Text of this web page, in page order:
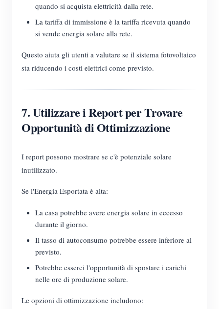
quando si acquista elettricità dalla rete.
La tariffa di immissione è la tariffa ricevuta quando
si vende energia solare alla rete.
Questo aiuta gli utenti a valutare se il sistema fotovoltaico
sta riducendo i costi elettrici come previsto.
7. Utilizzare i Report per Trovare
Opportunità di Ottimizzazione
I report possono mostrare se c'è potenziale solare
inutilizzato.
Se l'Energia Esportata è alta:
La casa potrebbe avere energia solare in eccesso
durante il giorno.
Il tasso di autoconsumo potrebbe essere inferiore al
previsto.
Potrebbe esserci l'opportunità di spostare i carichi
nelle ore di produzione solare.
Le opzioni di ottimizzazione includono: